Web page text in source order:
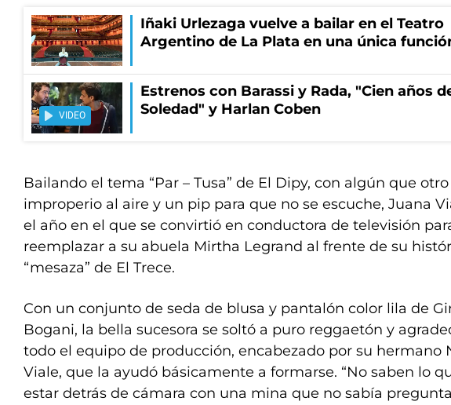
Iñaki Urlezaga vuelve a bailar en el Teatro
Argentino de La Plata en una única
VIDEO
Estrenos con Barassi y Rada, "Cien años
Soledad" y Harlan Coben
Bailando el tema “Par – Tusa” de El Dipy, con algún que otro
improperio al aire y un pip para que no se escuche, Juana
el año en el que se convirtió en conductora de televisión
reemplazar a su abuela Mirtha Legrand al frente de su
“mesaza” de El Trece.
Con un conjunto de seda de blusa y pantalón color lila de
Bogani, la bella sucesora se soltó a puro reggaetón y
todo el equipo de producción, encabezado por su hermano
Viale, que la ayudó básicamente a formarse. “No saben lo
estar detrás de cámara con una mina que no sabía